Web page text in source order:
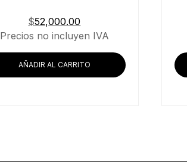
$52,000.00
Precios no incluyen IVA
AÑADIR AL CARRITO